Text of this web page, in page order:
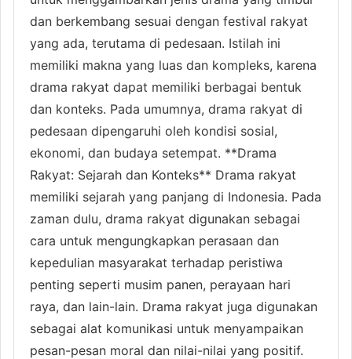
dan berkembang sesuai dengan festival rakyat
yang ada, terutama di pedesaan. Istilah ini
memiliki makna yang luas dan kompleks, karena
drama rakyat dapat memiliki berbagai bentuk
dan konteks. Pada umumnya, drama rakyat di
pedesaan dipengaruhi oleh kondisi sosial,
ekonomi, dan budaya setempat. **Drama
Rakyat: Sejarah dan Konteks** Drama rakyat
memiliki sejarah yang panjang di Indonesia. Pada
zaman dulu, drama rakyat digunakan sebagai
cara untuk mengungkapkan perasaan dan
kepedulian masyarakat terhadap peristiwa
penting seperti musim panen, perayaan hari
raya, dan lain-lain. Drama rakyat juga digunakan
sebagai alat komunikasi untuk menyampaikan
pesan-pesan moral dan nilai-nilai yang positif.